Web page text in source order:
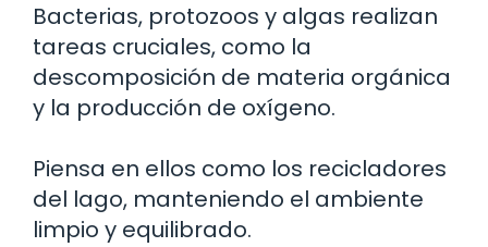
Bacterias, protozoos y algas realizan
tareas cruciales, como la
descomposición de materia orgánica
y la producción de oxígeno.
Piensa en ellos como los recicladores
del lago, manteniendo el ambiente
limpio y equilibrado.